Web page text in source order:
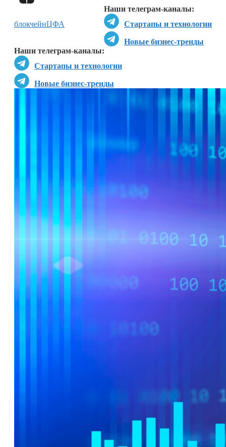
Наши телеграм-каналы:
Стартапы и технологии
Новые бизнес-тренды
Наши телеграм-каналы:
Стартапы и технологии
Новые бизнес-тренды
блокчейнЦФА